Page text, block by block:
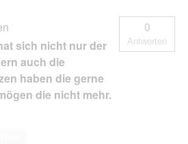
sich nicht nur der
auch die
haben die gerne
die nicht mehr.
0
Antworten